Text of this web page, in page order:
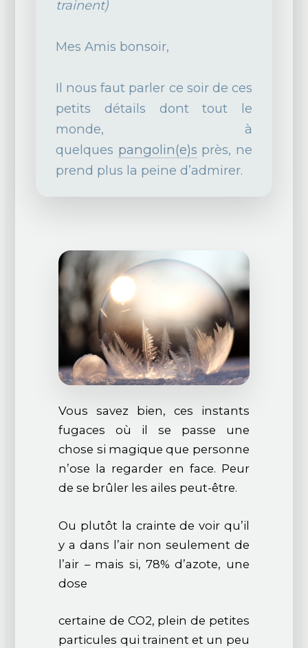
trainent)
Mes Amis bonsoir,
Il nous faut parler ce soir de ces
petits détails dont tout le
monde, à
quelques pangolin(e)s près, ne
prend plus la peine d’admirer.
Vous savez bien, ces instants
fugaces où il se passe une
chose si magique que personne
n’ose la regarder en face. Peur
de se brûler les ailes peut-être.
Ou plutôt la crainte de voir qu’il
y a dans l’air non seulement de
l’air – mais si, 78% d’azote, une
dose
certaine de CO2, plein de petites
particules qui trainent et un peu